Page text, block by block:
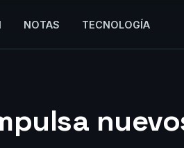
NOTAS TECNOLOGÍA